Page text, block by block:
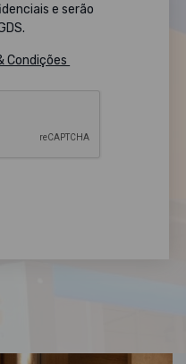
e serão
Condições